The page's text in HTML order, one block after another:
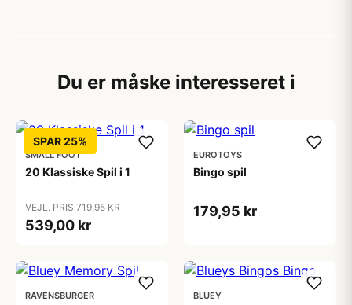
Du er måske interesseret i
SPAR 25%
SMALL FOOT
20 Klassiske Spil i 1
VEJL. PRIS 719,95 KR
539,00 kr
EUROTOYS
Bingo spil
179,95 kr
RAVENSBURGER BLUEY